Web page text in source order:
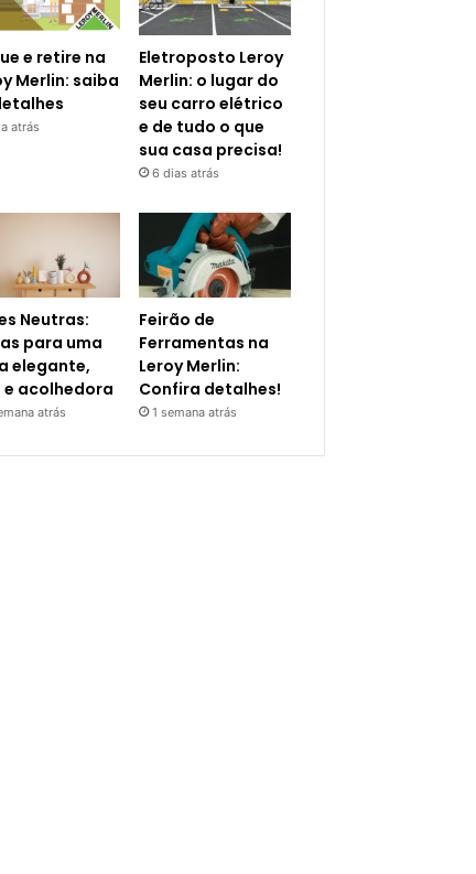
e retire na
Merlin: saiba
atrás
Eletroposto Leroy
Merlin: o lugar do
seu carro elétrico
e de tudo o que
sua casa precisa!
6 dias atrás
Neutras:
para uma
elegante,
e acolhedora
atrás
Feirão de
Ferramentas na
Leroy Merlin:
Confira detalhes!
1 semana atrás